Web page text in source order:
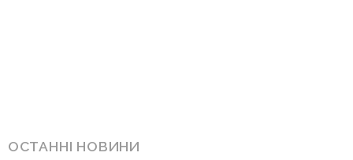
ОСТАННІ НОВИНИ